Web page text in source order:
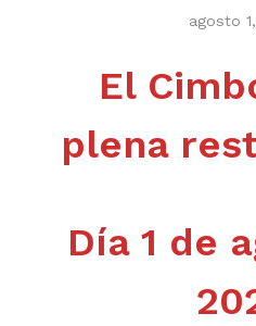
agosto
El
plena
Día 1 de